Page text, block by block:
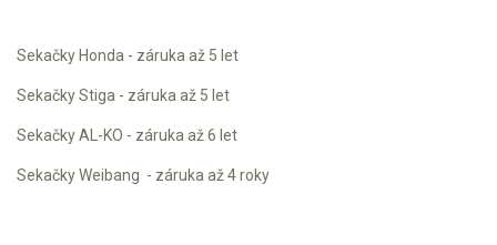
Sekačky Honda - záruka až 5 let
Sekačky Stiga - záruka až 5 let
Sekačky AL-KO - záruka až 6 let
Sekačky Weibang - záruka až 4 roky